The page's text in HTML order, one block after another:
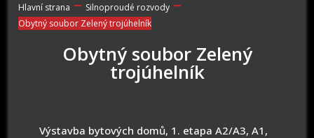
Hlavní strana
Silnoproudé rozvody
Obytný soubor Zelený trojúhelník
Obytný soubor Zelený
trojúhelník
Výstavba bytových domů, 1. etapa A2/A3, A1,